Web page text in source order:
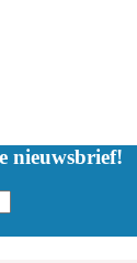
nieuwsbrief!